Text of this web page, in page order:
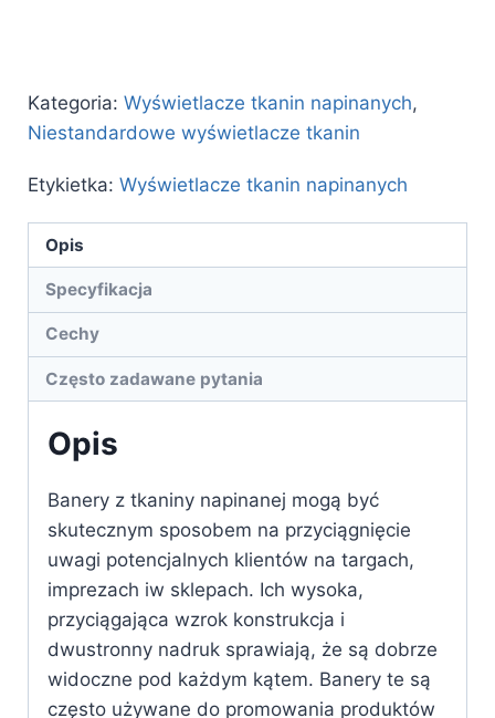
Kategoria: Wyświetlacze tkanin napinanych,
Niestandardowe wyświetlacze tkanin
Etykietka: Wyświetlacze tkanin napinanych
Opis
Specyfikacja
Cechy
Często zadawane pytania
Opis
Banery z tkaniny napinanej mogą być
skutecznym sposobem na przyciągnięcie
uwagi potencjalnych klientów na targach,
imprezach iw sklepach. Ich wysoka,
przyciągająca wzrok konstrukcja i
dwustronny nadruk sprawiają, że są dobrze
widoczne pod każdym kątem. Banery te są
często używane do promowania produktów